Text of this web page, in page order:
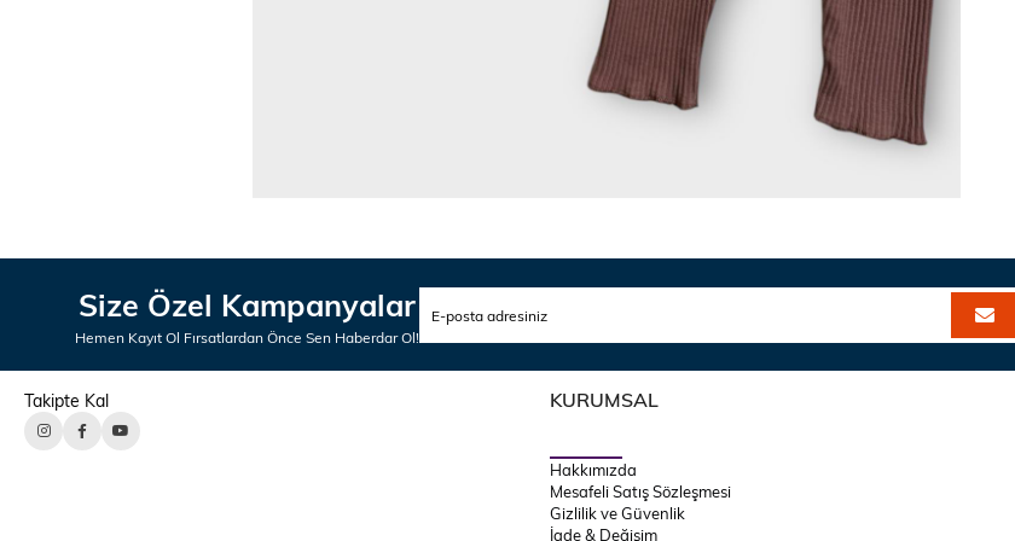
Size Özel Kampanyalar
Hemen Kayıt Ol Fırsatlardan Önce Sen Haberdar Ol!
Takipte Kal KURUMSAL
Hakkımızda
Mesafeli Satış Sözleşmesi
Gizlilik ve Güvenlik
İade & Değişim